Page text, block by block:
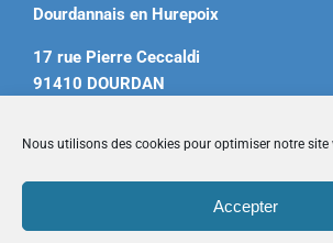
Nous utilisons des cookies pour optimiser notre site
Accepter
Dourdannais en Hurepoix
17 rue Pierre Ceccaldi
91410 DOURDAN
contact@ccdourdannais.com
Accueil|Plan du site|Mentions légales